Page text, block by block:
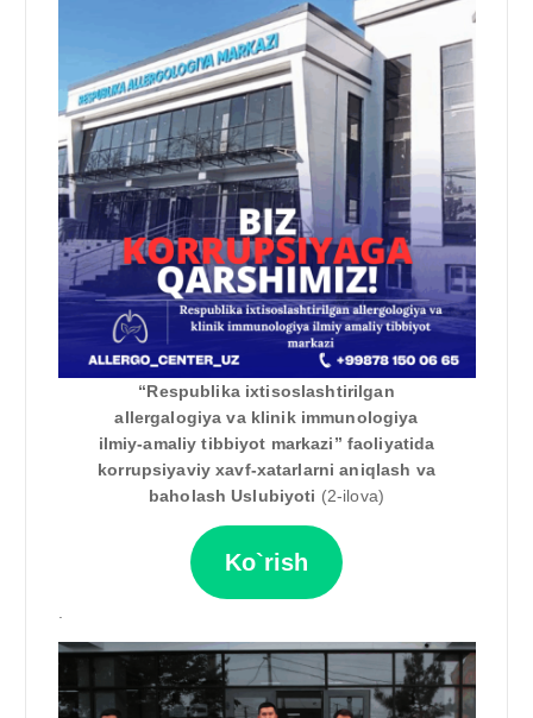
“Respublika ixtisoslashtirilgan
allergalogiya va klinik immunologiya
ilmiy-amaliy tibbiyot markazi” faoliyatida
korrupsiyaviy xavf-xatarlarni aniqlash va
baholash Uslubiyoti (2-ilova)
Ko`rish
.